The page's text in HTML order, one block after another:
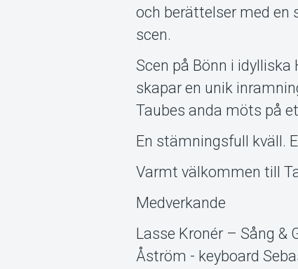
och berättelser med en
scen.
Scen på Bönn i
skapar en unik
Taubes anda möts på
En stämningsfull kväll.
Varmt välkommen till
Medverkande
Lasse Kronér – Sång &
Åström - keyboard